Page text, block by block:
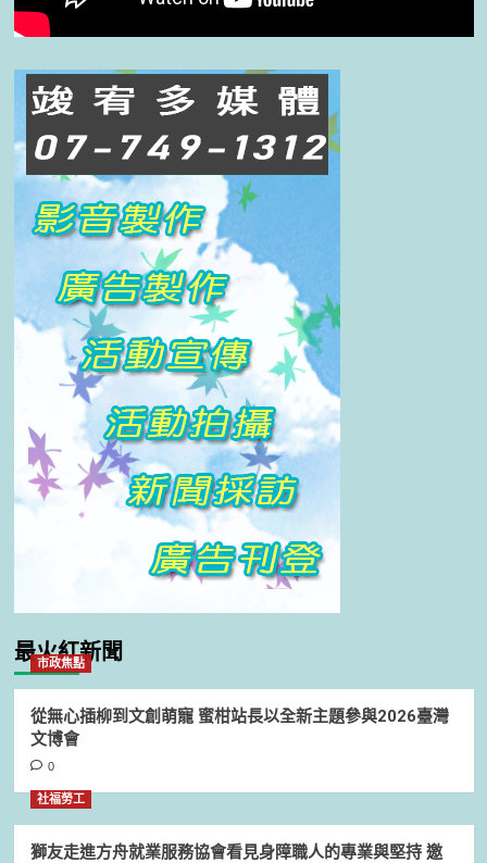
最火紅新聞
市政焦點
從無心插柳到文創萌寵 蜜柑站長以全新主題參與2026臺灣
文博會
0
社福勞工
獅友走進方舟就業服務協會看見身障職人的專業與堅持 邀